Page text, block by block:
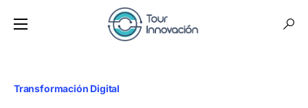
Transformación Digital